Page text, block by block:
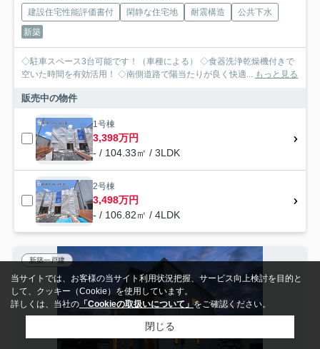
建設住宅性能評価書付 閑静な住宅地 耐震構造
公共下水
新築
◇駐車スペース3台可能です！（車種による） ◇食器洗浄乾燥機付きで
空いた時間を有効活用！ ◇南側道路で陽当たりが良く快適...
もっと見る
販売中の物件
1号棟
3,398万円
- / 104.33㎡ / 3LDK
2号棟
3,498万円
- / 106.82㎡ / 4LDK
新築一戸建
当サイトでは、お客様の当サイト利用状況把握、サービス向上検討を目的と
して、クッキー（Cookie）を使用しています。
詳しくは、当社の 「Cookieの取扱いについて」をご確認ください。
閉じる